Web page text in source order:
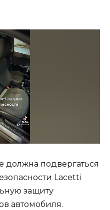
должна подвергаться
Lacetti
защиту
автомобиля.